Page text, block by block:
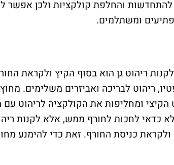
והחלפת קולקציות ולכן אפשר
ומשתלמים.
ריהוט גן הוא בסוף הקיץ ולקראת
ריהוט לבריכה ואביזרים משלימים.
ומחליפות את הקולקציה לריהוט עם
כדאי לחכות לחורף ממש, אלא לקנות
כניסת החורף. זאת כדי להימנע